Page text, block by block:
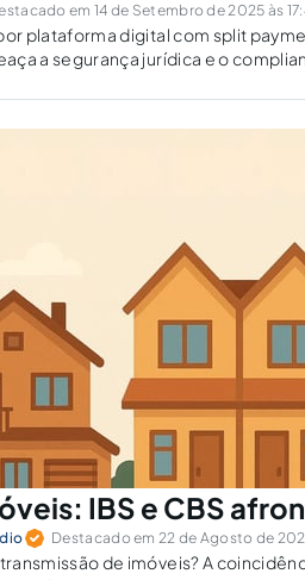
em 14 de Setembro de 2025 às
plataforma digital com split
a segurança jurídica e o
IBS e CBS
Destacado em 22 de Agosto de
de imóveis? A